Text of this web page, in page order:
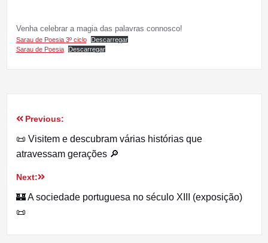
Venha celebrar a magia das palavras connosco!
Sarau de Poesia 3º ciclo
Descarregar
Sarau de Poesia
Descarregar
Navegação
de
artigos
Previous:
📜 Visitem e descubram várias histórias que
atravessam gerações 🔎
Next:
🏰 A sociedade portuguesa no século XIII (exposição)
📜